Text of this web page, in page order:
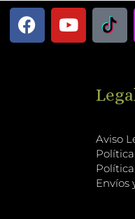
F
a
Y
o
L
o
i
T
o
k
Aviso
Envíos